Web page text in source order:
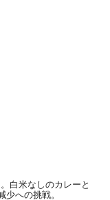
白米なしのカレーと
少への挑戦。